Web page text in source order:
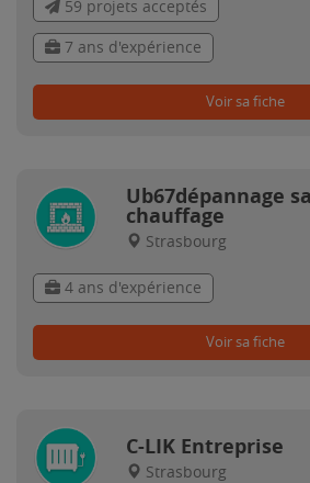
59 projets acceptés
7 ans d'expérience
Voir sa fiche
Ub67dépannage
chauffage
Strasbourg
4 ans d'expérience
Voir sa fiche
C-LIK Entreprise
Strasbourg